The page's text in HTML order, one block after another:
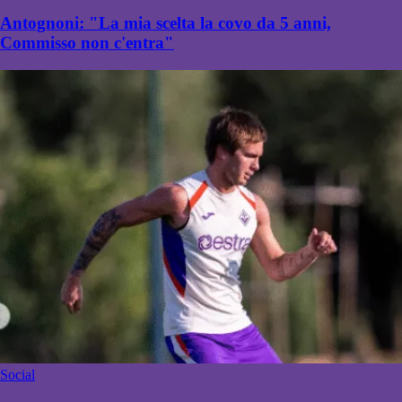
Antognoni: "La mia scelta la covo da 5 anni,
Commisso non c'entra"
Social